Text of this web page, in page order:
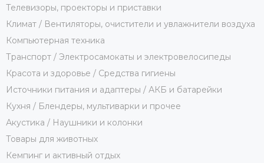
Телевизоры, проекторы и приставки
Климат / Вентиляторы, очистители и увлажнители воздуха
Компьютерная техника
Транспорт / Электросамокаты и электровелосипеды
Красота и здоровье / Средства гигиены
Источники питания и адаптеры / АКБ и батарейки
Кухня / Блендеры, мультиварки и прочее
Акустика / Наушники и колонки
Товары для животных
Кемпинг и активный отдых